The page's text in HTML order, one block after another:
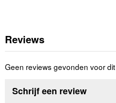
Reviews
Geen reviews gevonden voor
Schrijf een review